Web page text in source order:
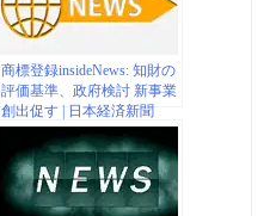
商標登録insideNews: 知財の
評価基準、政府検討 新事業
創出促す | 日本経済新聞